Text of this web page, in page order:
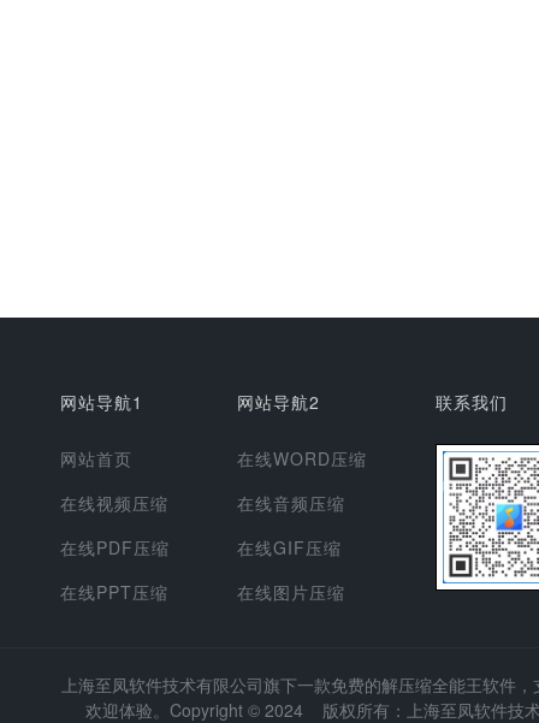
网站导航1
网站首页
在线视频压缩
在线PDF压缩
在线PPT压缩
网站导航2
在线WORD压缩
在线音频压缩
在线GIF压缩
在线图片压缩
联系我们
上海至凤软件技术有限公司旗下一款免费的解压缩全能王软件
欢迎体验。Copyright © 2024 版权所有：上海至凤软件技